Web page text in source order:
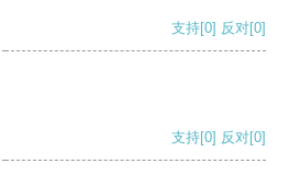
支持[0] 反对[0]
支持[0] 反对[0]